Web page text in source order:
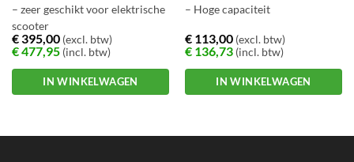
– zeer geschikt voor elektrische
scooter
€395,00(excl. btw)
€477,95(incl. btw)
IN WINKELWAGEN
– Hoge capaciteit
€113,00(excl. btw)
€136,73(incl. btw)
IN WINKELWAGEN